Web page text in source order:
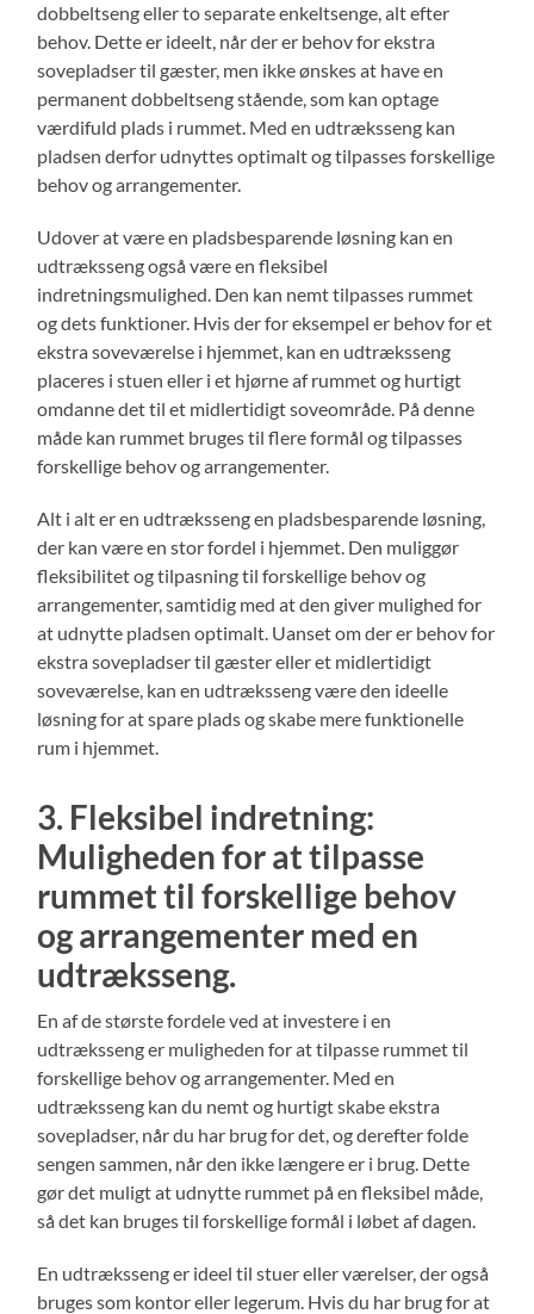
dobbeltseng eller to separate enkeltsenge, alt efter
behov. Dette er ideelt, når der er behov for ekstra
sovepladser til gæster, men ikke ønskes at have en
permanent dobbeltseng stående, som kan optage
værdifuld plads i rummet. Med en udtræksseng kan
pladsen derfor udnyttes optimalt og tilpasses forskellige
behov og arrangementer.
Udover at være en pladsbesparende løsning kan en
udtræksseng også være en fleksibel
indretningsmulighed. Den kan nemt tilpasses rummet
og dets funktioner. Hvis der for eksempel er behov for et
ekstra soveværelse i hjemmet, kan en udtræksseng
placeres i stuen eller i et hjørne af rummet og hurtigt
omdanne det til et midlertidigt soveområde. På denne
måde kan rummet bruges til flere formål og tilpasses
forskellige behov og arrangementer.
Alt i alt er en udtræksseng en pladsbesparende løsning,
der kan være en stor fordel i hjemmet. Den muliggør
fleksibilitet og tilpasning til forskellige behov og
arrangementer, samtidig med at den giver mulighed for
at udnytte pladsen optimalt. Uanset om der er behov for
ekstra sovepladser til gæster eller et midlertidigt
soveværelse, kan en udtræksseng være den ideelle
løsning for at spare plads og skabe mere funktionelle
rum i hjemmet.
3. Fleksibel indretning:
Muligheden for at tilpasse
rummet til forskellige behov
og arrangementer med en
udtræksseng.
En af de største fordele ved at investere i en
udtræksseng er muligheden for at tilpasse rummet til
forskellige behov og arrangementer. Med en
udtræksseng kan du nemt og hurtigt skabe ekstra
sovepladser, når du har brug for det, og derefter folde
sengen sammen, når den ikke længere er i brug. Dette
gør det muligt at udnytte rummet på en fleksibel måde,
så det kan bruges til forskellige formål i løbet af dagen.
En udtræksseng er ideel til stuer eller værelser, der også
bruges som kontor eller legerum. Hvis du har brug for at